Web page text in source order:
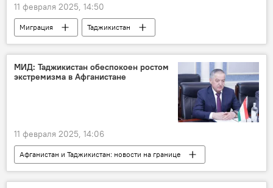
11 февраля 2025, 14:50
Миграция
Таджикистан
Новости мигрантов из Центральной Азии в России
Россия
МИД Таджикистана
Сироджиддин Мухриддин
МИД: Таджикистан обеспокоен ростом
экстремизма в Афганистане
11 февраля 2025, 14:06
Афганистан и Таджикистан: новости на границе
Таджикистан
Афганистан